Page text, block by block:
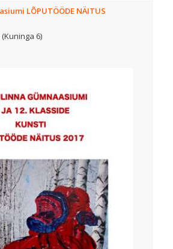
LÕPUTÖÖDE NÄITUS
6)